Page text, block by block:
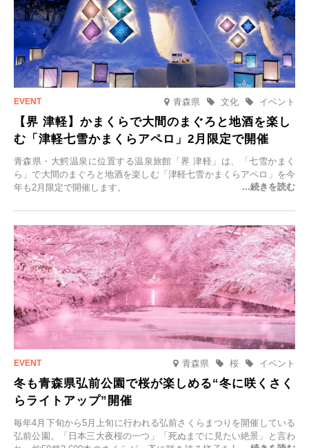
青森県 イベント
文化
【界 津軽】かまくらで大間のまぐろと地酒を楽し
む「津軽七雪かまくらアペロ」2月限定で開催
青森県・大鰐温泉に位置する温泉旅館「界 津軽」は、「七雪かまく
ら」で大間のまぐろと地酒を楽しむ「津軽七雪かまくらアペロ」を今
年も2月限定で開催します。
青森県 イベント
桜
冬も青森県弘前公園で桜が楽しめる“冬に咲くさく
らライトアップ”開催
毎年4月下旬から5月上旬に行われる弘前さくらまつりを開催している
弘前公園。「日本三大夜桜の一つ」「死ぬまでに見たい絶景」と言わ